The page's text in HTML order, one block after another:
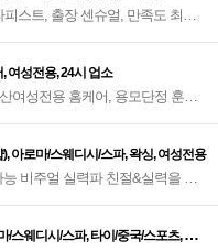
스트, 출장 센슈얼, 만족도 최상
여성전용, 24시 업소
여성전용 홈케어, 용모단정 훈남
아로마/스웨디시/스파, 왁싱, 여성전용
비주얼 실력파 친절&실력을 통
/스웨디시/스파, 타이/중국/스포츠, 여